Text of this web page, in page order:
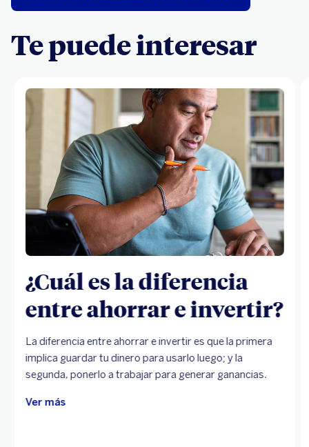
Te puede interesar
¿Cuál es la diferencia
entre ahorrar e invertir?
La diferencia entre ahorrar e invertir es que la primera
implica guardar tu dinero para usarlo luego; y la
segunda, ponerlo a trabajar para generar ganancias.
Ver más